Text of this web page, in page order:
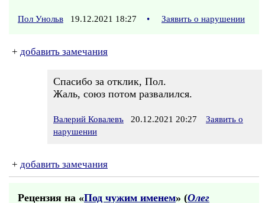
Пол Унольв 19.12.2021 18:27 • Заявить о нарушении
+ добавить замечания
Спасибо за отклик, Пол.
Жаль, союз потом развалился.
Валерий Ковалевъ 20.12.2021 20:27
Заявить о
нарушении
+ добавить замечания
Рецензия на «Под чужим именем» (Олег